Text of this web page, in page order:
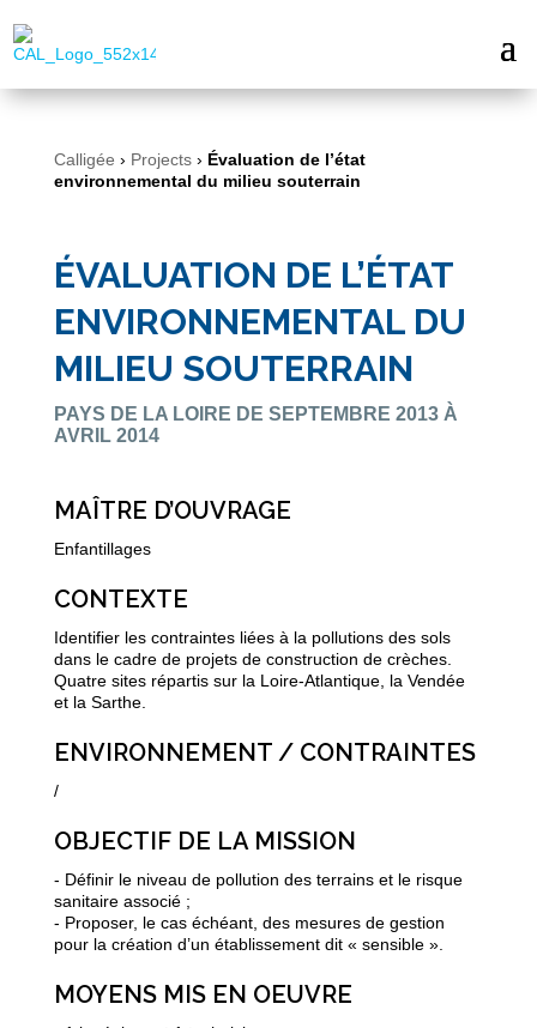
Calligée › Projects› Évaluation de l’état
environnemental du milieu souterrain
ÉVALUATION DE L’ÉTAT
ENVIRONNEMENTAL DU
MILIEU SOUTERRAIN
PAYS DE LA LOIRE DE SEPTEMBRE 2013 À
AVRIL 2014
MAÎTRE D’OUVRAGE
Enfantillages
CONTEXTE
Identifier les contraintes liées à la pollutions des sols
dans le cadre de projets de construction de crèches.
Quatre sites répartis sur la Loire-Atlantique, la Vendée
et la Sarthe.
ENVIRONNEMENT / CONTRAINTES
/
OBJECTIF DE LA MISSION
- Définir le niveau de pollution des terrains et le risque
sanitaire associé ;
- Proposer, le cas échéant, des mesures de gestion
pour la création d’un établissement dit « sensible ».
MOYENS MIS EN OEUVRE